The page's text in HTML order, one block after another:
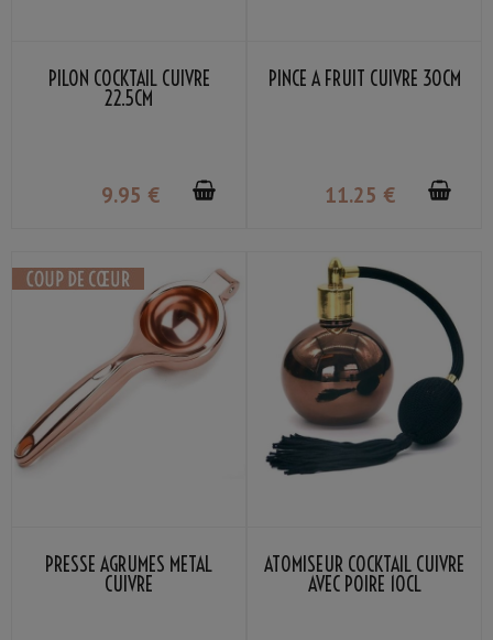
PILON COCKTAIL CUIVRE
22.5CM
9.95 €
PINCE À FRUIT CUIVRE 30CM
11.25 €
PRESSE AGRUMES MÉTAL
CUIVRE
ATOMISEUR COCKTAIL CUIVRE
AVEC POIRE 10CL